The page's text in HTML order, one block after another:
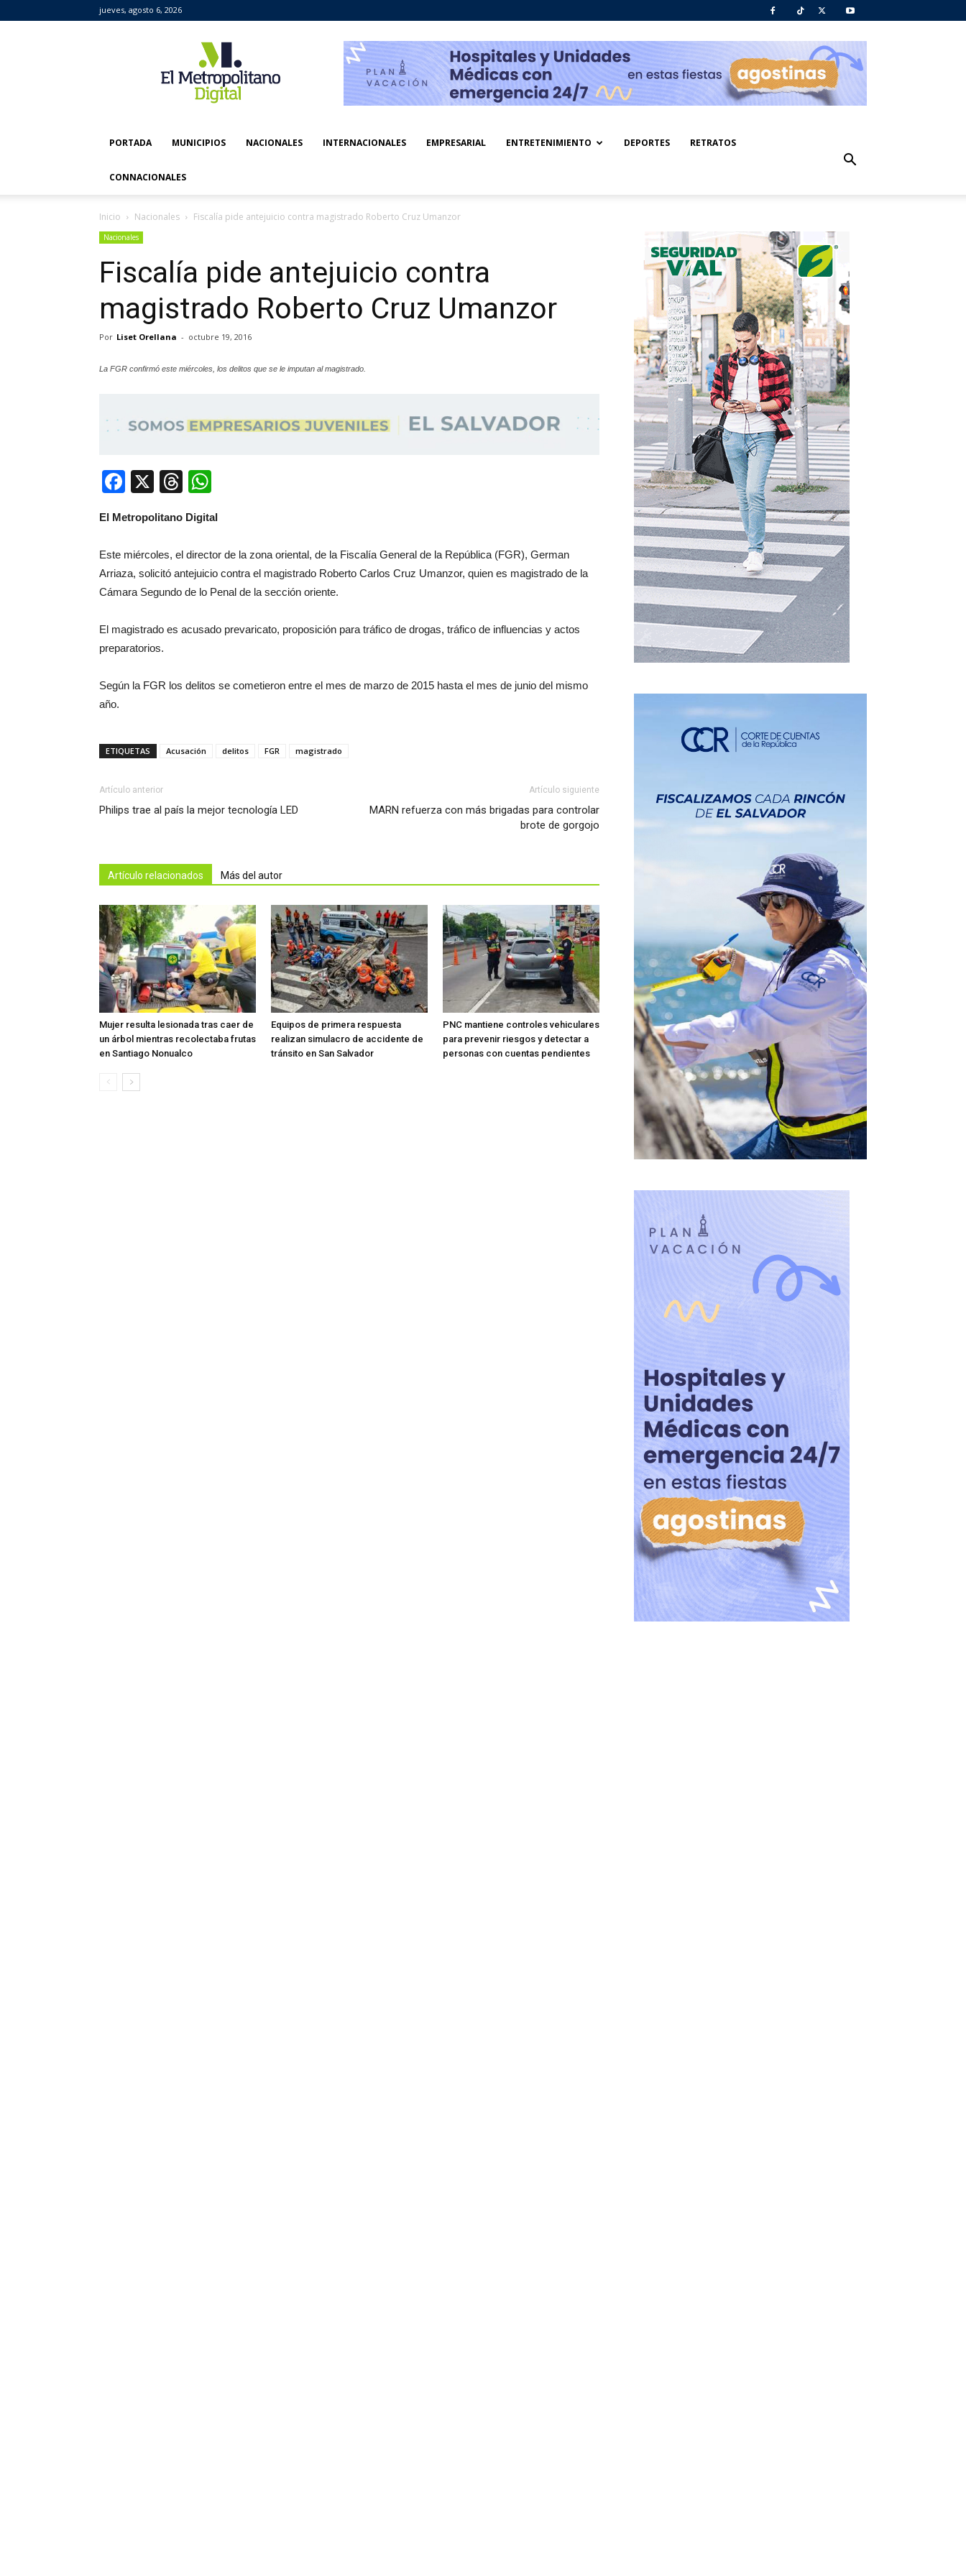
jueves, agosto 6, 2026
Metropolitano
Digital
PORTADA MUNICIPIOS NACIONALES INTERNACIONALES EMPRESARIAL ENTRETENIMIENTO DEPORTES RETRATOS
CONNACIONALES
Inicio Nacionales Fiscalía pide antejuicio contra magistrado Roberto Cruz Umanzor
Nacionales
Fiscalía pide antejuicio contra
magistrado Roberto Cruz Umanzor
Por Liset Orellana - octubre 19, 2016
La FGR confirmó este miércoles, los delitos que se le imputan al magistrado.
Facebook
X Threads
El Metropolitano Digital
Este miércoles, el director de la zona oriental, de la Fiscalía General de la República (FGR), German
Arriaza, solicitó antejuicio contra el magistrado Roberto Carlos Cruz Umanzor, quien es magistrado de la
Cámara Segundo de lo Penal de la sección oriente.
El magistrado es acusado prevaricato, proposición para tráfico de drogas, tráfico de influencias y actos
preparatorios.
Según la FGR los delitos se cometieron entre el mes de marzo de 2015 hasta el mes de junio del mismo
año.
ETIQUETAS Acusación delitos FGR magistrado
Artículo anterior
Philips trae al país la mejor tecnología LED
Artículo siguiente
MARN refuerza con más brigadas para controlar
brote de gorgojo
Artículo relacionados Más del autor
Mujer resulta lesionada tras caer de
un árbol mientras recolectaba frutas
en Santiago Nonualco
Equipos de primera respuesta
realizan simulacro de accidente de
tránsito en San Salvador
PNC mantiene controles vehiculares
para prevenir riesgos y detectar a
personas con cuentas pendientes